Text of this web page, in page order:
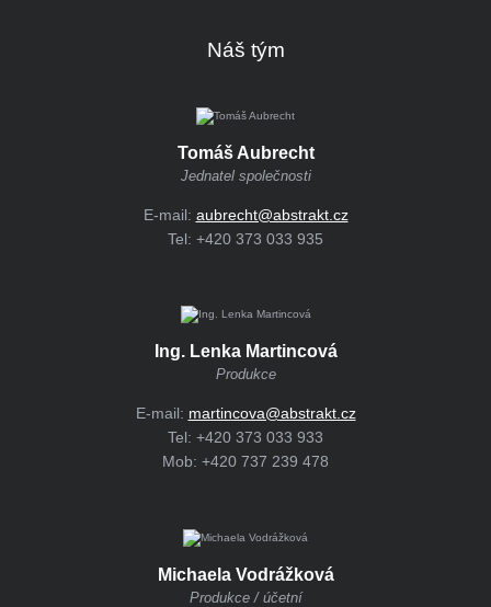
Náš tým
Tomáš Aubrecht
Jednatel společnosti
E-mail: aubrecht@abstrakt.cz
Tel: +420 373 033 935
Ing. Lenka Martincová
Produkce
E-mail: martincova@abstrakt.cz
Tel: +420 373 033 933
Mob: +420 737 239 478
Michaela Vodrážková
Produkce / účetní